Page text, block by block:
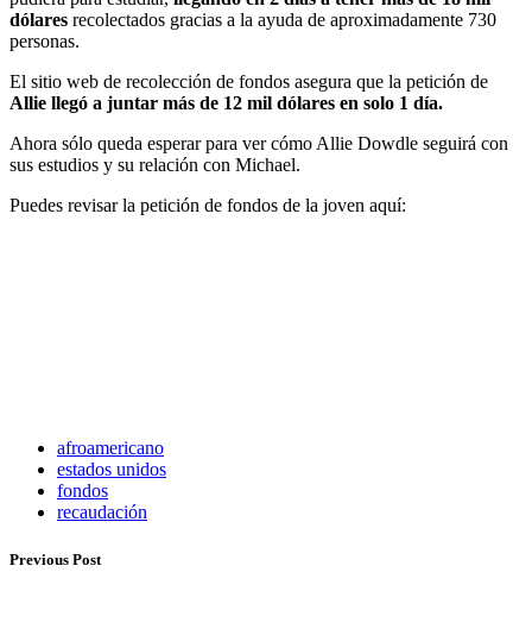
dólares recolectados gracias a la ayuda de aproximadamente 730
personas.
El sitio web de recolección de fondos asegura que la petición de
Allie llegó a juntar más de 12 mil dólares en solo 1 día.
Ahora sólo queda esperar para ver cómo Allie Dowdle seguirá con
sus estudios y su relación con Michael.
Puedes revisar la petición de fondos de la joven aquí:
afroamericano
estados unidos
fondos
recaudación
Previous Post